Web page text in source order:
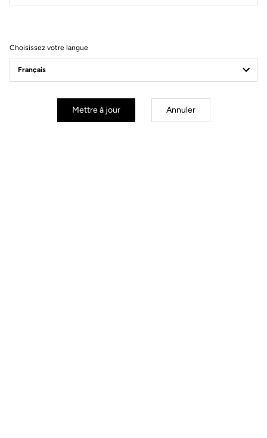
Choisissez votre langue
Mettre à jour Annuler